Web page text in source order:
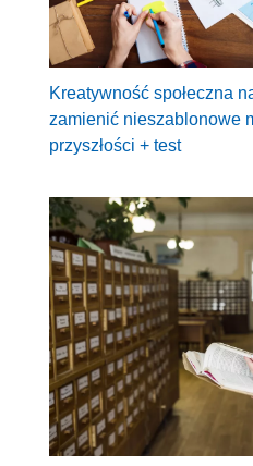
Kreatywność społeczna
zamienić nieszablonowe
przyszłości + test